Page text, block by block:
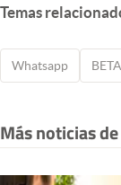
Temas
Whatsapp BETA
Más noticias de